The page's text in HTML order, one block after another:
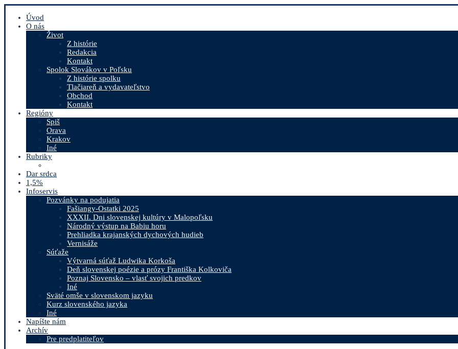
Úvod
O nás
Život
Z histórie
Redakcia
Kontakt
Spolok Slovákov v Poľsku
Z histórie spolku
Tlačiareň a vydavateľstvo
Obchod
Kontakt
Regióny
Spiš
Orava
Krakov
Iné
Rubriky
Dar srdca
1,5%
Infoservis
Pozvánky na podujatia
Fašiangy-Ostatki 2025
XXXII. Dni slovenskej kultúry v Malopoľsku
Národný výstup na Babiu horu
Prehliadka krajanských dychových hudieb
Vernisáže
Súťaže
Výtvarná súťaž Ludwika Korkoša
Deň slovenskej poézie a prózy Františka Kolkoviča
Poznaj Slovensko – vlasť svojich predkov
Iné
Sväté omše v slovenskom jazyku
Kurz slovenského jazyka
Iné
Napíšte nám
Archív
Pre predplatiteľov